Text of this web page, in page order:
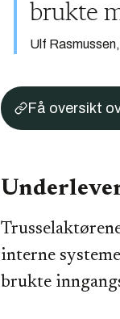
brukte
Ulf
Få oversikt
interne
brukte